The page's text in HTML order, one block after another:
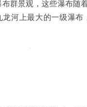
群景观，这些瀑布随
河上最大的一级瀑